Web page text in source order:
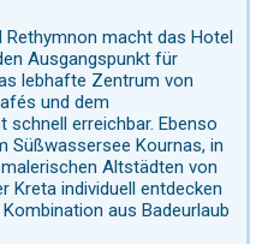
Rethymnon macht das Hotel
Ausgangspunkt für
lebhafte Zentrum von
und dem
schnell erreichbar. Ebenso
Süßwassersee Kournas, in
Altstädten von
Kreta individuell entdecken
aus Badeurlaub